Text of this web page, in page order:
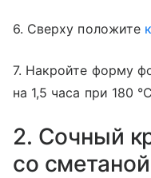
6. Сверху положите
7. Накройте форму
на 1,5 часа при 180
2. Сочный
со сметаной